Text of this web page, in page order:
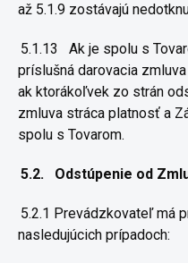
až 5.1.9 zostávajú
5.1.13
Ak je spolu s
príslušná darovacia
ak ktorákoľvek zo strán
zmluva stráca platnosť a
spolu s Tovarom.
5.2. Odstúpenie od
5.2.1 Prevádzkovateľ má
nasledujúcich prípadoch: